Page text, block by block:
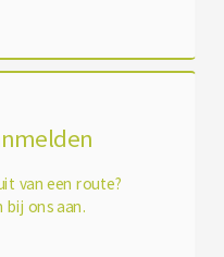
van een route?
bij ons aan.